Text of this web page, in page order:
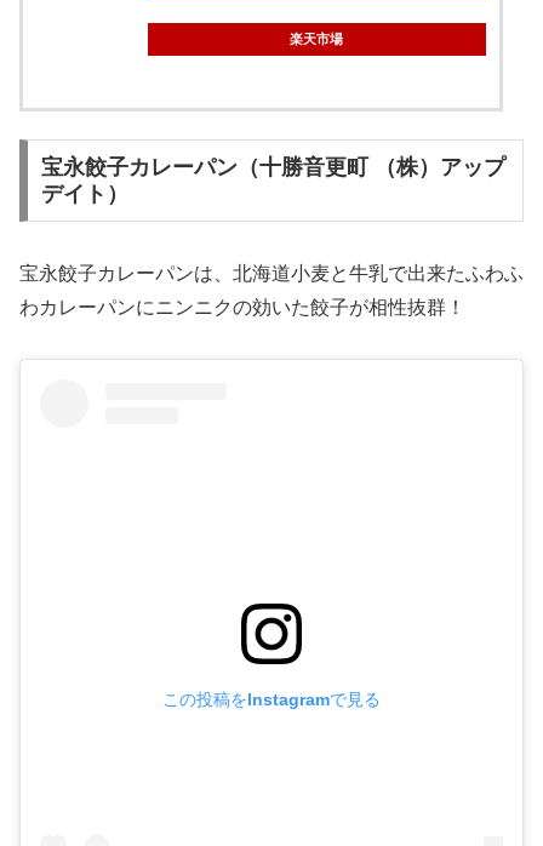
楽天市場
宝永餃子カレーパン（十勝音更町 （株）アップ
デイト）
宝永餃子カレーパンは、北海道小麦と牛乳で出来たふわふ
わカレーパンにニンニクの効いた餃子が相性抜群！
この投稿をInstagramで見る